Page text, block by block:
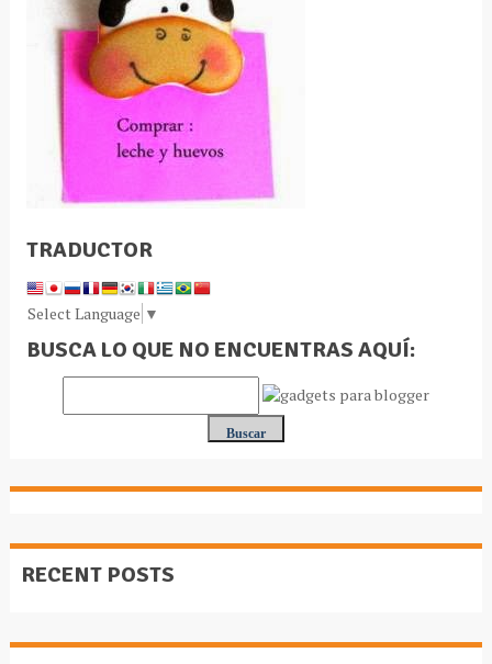
TRADUCTOR
Select Language ▼
BUSCA LO QUE NO ENCUENTRAS AQUÍ:
RECENT POSTS